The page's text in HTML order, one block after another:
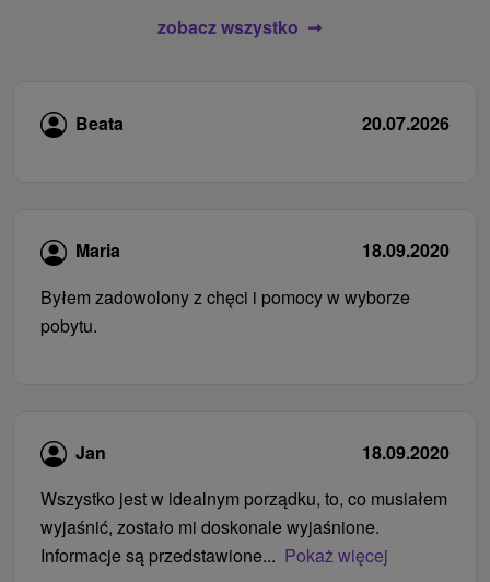
zobacz wszystko
Beata 20.07.2026
Maria
18.09.2020
Byłem zadowolony z chęci i pomocy w wyborze
pobytu.
Jan
18.09.2020
Wszystko jest w idealnym porządku, to, co musiałem
wyjaśnić, zostało mi doskonale wyjaśnione.
Informacje są przedstawione... Pokaż więcej